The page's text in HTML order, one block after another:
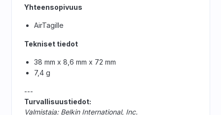
Yhteensopivuus
AirTagille
Tekniset tiedot
38 mm x 8,6 mm x 72 mm
7,4 g
---
Turvallisuustiedot:
Valmistaja: Belkin International, Inc.